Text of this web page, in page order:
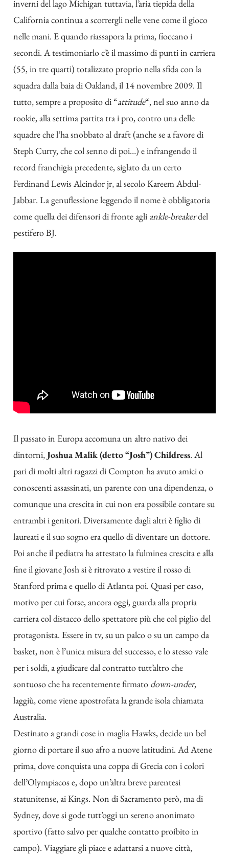
inverni del lago Michigan tuttavia, l’aria tiepida della
California continua a scorrergli nelle vene come il gioco
nelle mani. E quando riassapora la prima, fioccano i
secondi. A testimoniarlo c’è il massimo di punti in carriera
(55, in tre quarti) totalizzato proprio nella sfida con la
squadra dalla baia di Oakland, il 14 novembre 2009. Il
tutto, sempre a proposito di “attitude“, nel suo anno da
rookie, alla settima partita tra i pro, contro una delle
squadre che l’ha snobbato al draft (anche se a favore di
Steph Curry, che col senno di poi…) e infrangendo il
record franchigia precedente, siglato da un certo
Ferdinand Lewis Alcindor jr, al secolo Kareem Abdul-
Jabbar. La genuflessione leggendo il nome è obbligatoria
come quella dei difensori di fronte agli ankle-breakerdel
pestifero BJ.
Il passato in Europa accomuna un altro nativo dei
dintorni, Joshua Malik (detto “Josh”) Childress. Al
pari di molti altri ragazzi di Compton ha avuto amici o
conoscenti assassinati, un parente con una dipendenza, o
comunque una crescita in cui non era possibile contare su
entrambi i genitori. Diversamente dagli altri è figlio di
laureati e il suo sogno era quello di diventare un dottore.
Poi anche il pediatra ha attestato la fulminea crescita e alla
fine il giovane Josh si è ritrovato a vestire il rosso di
Stanford prima e quello di Atlanta poi. Quasi per caso,
motivo per cui forse, ancora oggi, guarda alla propria
carriera col distacco dello spettatore più che col piglio del
protagonista. Essere in tv, su un palco o su un campo da
basket, non è l’unica misura del successo, e lo stesso vale
per i soldi, a giudicare dal contratto tutt’altro che
sontuoso che ha recentemente firmato down-under,
laggiù, come viene apostrofata la grande isola chiamata
Australia.
Destinato a grandi cose in maglia Hawks, decide un bel
giorno di portare il suo afro a nuove latitudini. Ad Atene
prima, dove conquista una coppa di Grecia con i colori
dell’Olympiacos e, dopo un’altra breve parentesi
statunitense, ai Kings. Non di Sacramento però, ma di
Sydney, dove si gode tutt’oggi un sereno anonimato
sportivo (fatto salvo per qualchecontatto proibito in
campo). Viaggiare gli piace e adattarsi a nuove città,